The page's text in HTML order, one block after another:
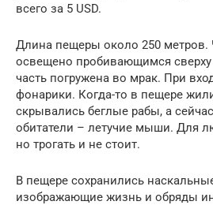
всего за 5 USD.
Длина пещеры около 250 метров.
освещено пробивающимся
часть погружена во мрак. При
фонарики. Когда-то в пещере
скрывались беглые рабы, а
обитатели – летучие мыши. Для
но трогать и не стоит.
В пещере сохранились
изображающие жизнь и обряды